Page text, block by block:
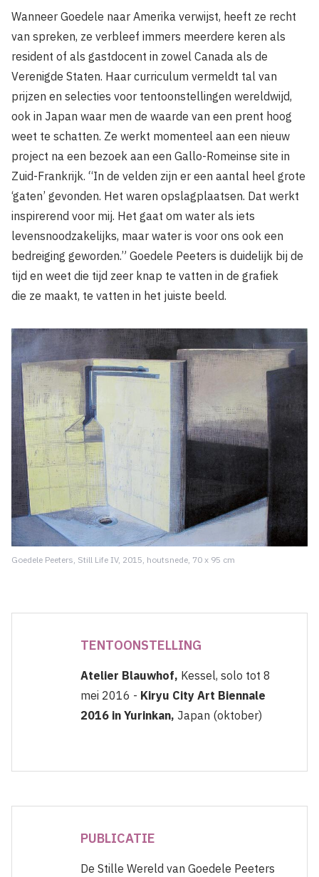
Wanneer Goedele naar Amerika verwijst, heeft ze recht
van spreken, ze verbleef immers meerdere keren als
resident of als gastdocent in zowel Canada als de
Verenigde Staten. Haar curriculum vermeldt tal van
prijzen en selecties voor tentoonstellingen wereldwijd,
ook in Japan waar men de waarde van een prent hoog
weet te schatten. Ze werkt momenteel aan een nieuw
project na een bezoek aan een Gallo-Romeinse site in
Zuid-Frankrijk. “In de velden zijn er een aantal heel grote
‘gaten’ gevonden. Het waren opslagplaatsen. Dat werkt
inspirerend voor mij. Het gaat om water als iets
levensnoodzakelijks, maar water is voor ons ook een
bedreiging geworden.” Goedele Peeters is duidelijk bij de
tijd en weet die tijd zeer knap te vatten in de grafiek
die ze maakt, te vatten in het juiste beeld.
Goedele Peeters, Still Life IV, 2015, houtsnede, 70 x 95 cm
TENTOONSTELLING
Atelier Blauwhof, Kessel, solo tot 8
mei 2016 - Kiryu City Art Biennale
2016 in Yurinkan, Japan (oktober)
PUBLICATIE
De Stille Wereld van Goedele Peeters